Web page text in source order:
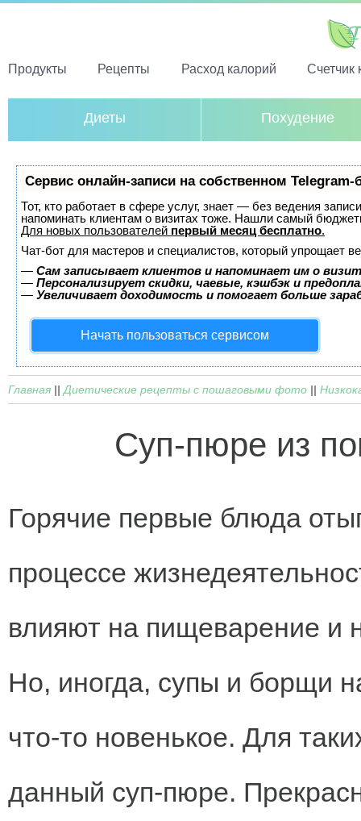
Продукты Рецепты Расход калорий Счетчик
Диеты Похудение
Сервис онлайн-записи на собственном Telegram-
Тот, кто работает в сфере услуг, знает — без ведения
напоминать клиентам о визитах тоже. Нашли самый
Для новых пользователей первый месяц бесплатно.
Чат-бот для мастеров и специалистов, который упрощает
— Сам записывает клиентов и напоминает им о
— Персонализирует скидки, чаевые, кэшбэк и
— Увеличивает доходимость и помогает больше
Начать пользоваться сервисом
Главная || Диетические рецепты с пошаговыми фото ||
Суп-пюре из
Горячие первые блюда
процессе
влияют на пищеварение и
Но, иногда, супы и борщи
что-то новенькое. Для
данный суп-пюре.